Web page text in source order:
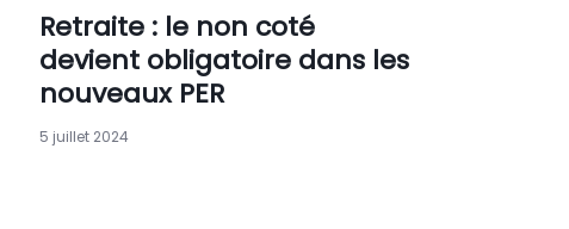
Retraite : le non coté
devient obligatoire dans les
nouveaux PER
5 juillet 2024